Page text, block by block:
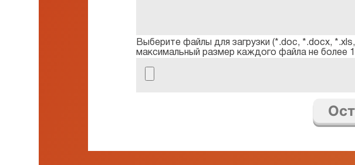
Выберите файлы для загрузки (*.doc, *.docx,
максимальный размер каждого файла не более